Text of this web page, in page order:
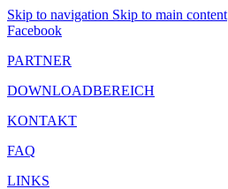
Skip to navigation Skip to main content
Facebook
PARTNER
DOWNLOADBEREICH
KONTAKT
FAQ
LINKS